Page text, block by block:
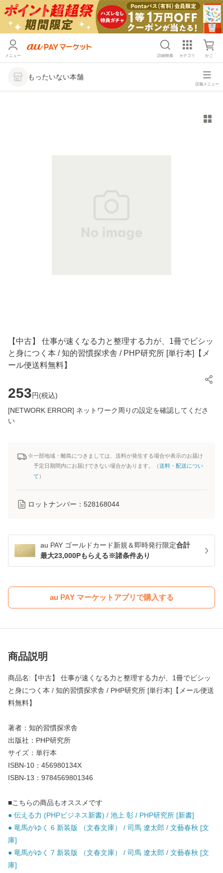
メニュー 詳細検索 カテゴリ かご
もったいない本舗
店舗メニュー
【中古】 仕事が速くなる力と整理する力が、1冊でビシッ
と身につく本 / 知的習慣探求舎 / PHP研究所 [単行本]【メ
ール便送料無料】
253円(税込)
[NETWORK ERROR] ネットワーク周りの設定を確認してくださ
い
※一部地域・離島につきましては、送料が発生する場合や表示のお届け
予定日期間内にお届けできない場合があります。（送料・配送につい
て ）
ロットナンバー： 528168044
au PAY ゴールドカード新規＆即時発行限定合計
最大23,000Pもらえる※諸条件あり
au PAY マーケットアプリで購入する
商品説明
商品名:【中古】 仕事が速くなる力と整理する力が、1冊でビシッ
と身につく本 / 知的習慣探求舎 / PHP研究所 [単行本]【メール便送
料無料】
著者：知的習慣探求舎
出版社：PHP研究所
サイズ：単行本
ISBN-10：456980134X
ISBN-13：9784569801346
■こちらの商品もオススメです
● 伝える力 (PHPビジネス新書) / 池上 彰 / PHP研究所 [新書]
● 竜馬がゆく 6 新装版 （文春文庫） / 司馬 遼太郎 / 文藝春秋 [文
庫]
● 竜馬がゆく 7 新装版 （文春文庫） / 司馬 遼太郎 / 文藝春秋 [文
庫]